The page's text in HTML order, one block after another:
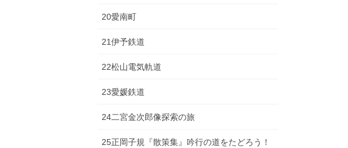
20愛南町
21伊予鉄道
22松山電気軌道
23愛媛鉄道
24二宮金次郎像探索の旅
25正岡子規『散策集』吟行の道をたどろう！